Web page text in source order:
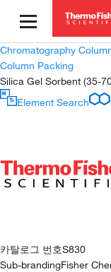
Chromatography
Column Packing
Silica Gel Sorbent (35-
Element Search
카탈로그 번호S830
Sub-brandingFisher